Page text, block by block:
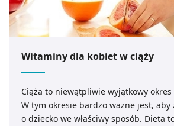
Witaminy dla kobiet w ciąży
Ciąża to niewątpliwie wyjątkowy
W tym okresie bardzo ważne jest, aby
o dziecko we właściwy sposób. Dieta